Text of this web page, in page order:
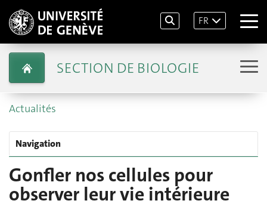
FR
SECTION DE BIOLOGIE
Actualités
Navigation
Gonfler nos cellules pour
observer leur vie intérieure